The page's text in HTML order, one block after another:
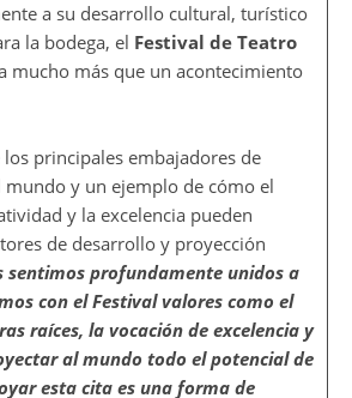
a su desarrollo cultural, turístico
la bodega, el Festival de Teatro
mucho más que un acontecimiento
principales embajadores de
mundo y un ejemplo de cómo el
y la excelencia pueden
de desarrollo y proyección
sentimos profundamente unidos a
con el Festival valores como el
raíces, la vocación de excelencia y
al mundo todo el potencial de
esta cita es una forma de